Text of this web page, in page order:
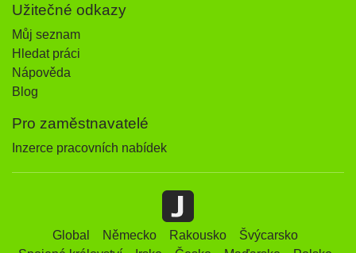
Užitečné odkazy
Můj seznam
Hledat práci
Nápověda
Blog
Pro zaměstnavatelé
Inzerce pracovních nabídek
Global Německo Rakousko
Švýcarsko